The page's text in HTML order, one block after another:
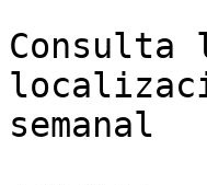
semanal